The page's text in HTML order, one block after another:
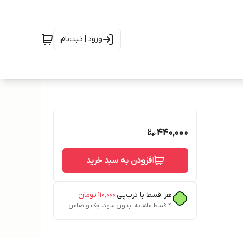
ورود | ثبت‌نام
440,000
افزودن به سبد خرید
هر قسط با ترب‌پی:۱۱۰٬۰۰۰ تومان
۴ قسط ماهانه. بدون سود، چک و ضامن.